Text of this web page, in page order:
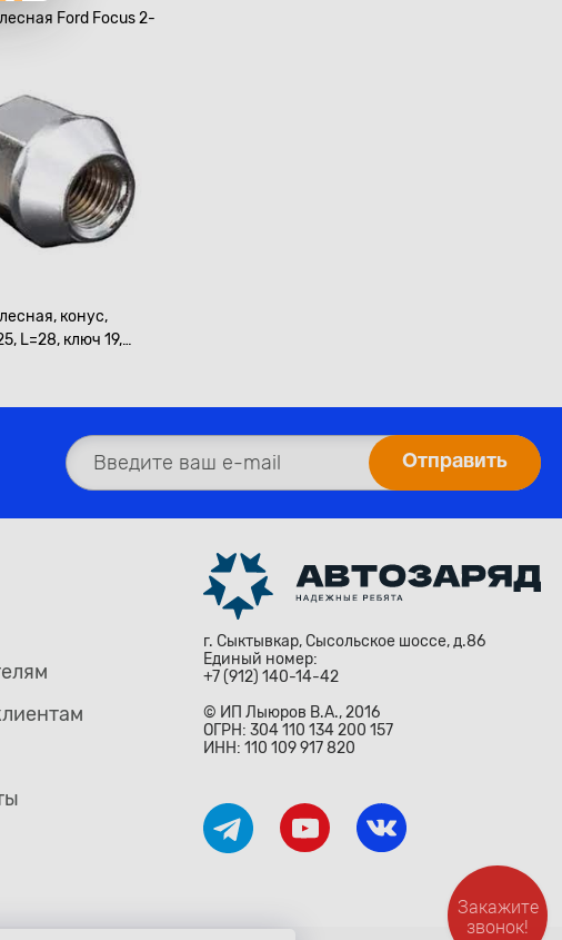
Ford Focus 2-
конус,
L=28, ключ 19,
г. Сыктывкар, Сысольское шоссе, д.86
Единый номер:
+7 (912) 140-14-42
© ИП Лыюров В.А., 2016
ОГРН: 304 110 134 200 157
ИНН: 110 109 917 820
Закажите
звонок!